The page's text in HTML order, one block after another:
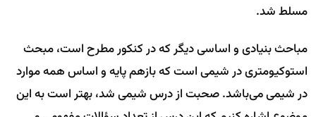
مسلط شد.
مباحث بنیادی و اساسی دیگر که در کنکور مطرح است، مبحث
استوکیومتری در شیمی است که بازهم پایه و اساس همه موارد
در شیمی می‌باشد. صحبت از درس شیمی شد، بهتر است به این